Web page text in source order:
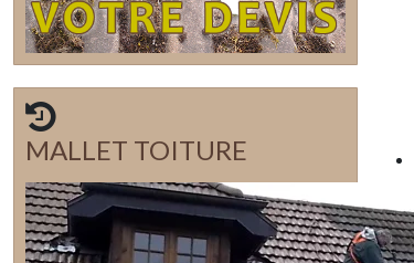
MALLET TOITURE